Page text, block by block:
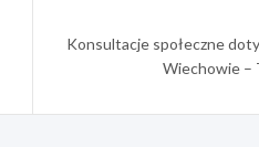
Konsultacje społeczne
Wiechowie –